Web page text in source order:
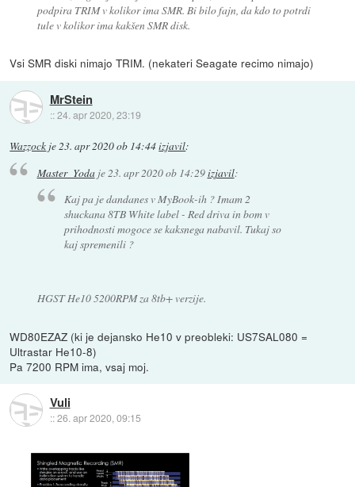
podpira TRIM v kolikor ima SMR. Bi bilo fajn, da kdo to potrdi
tule v kolikor ima kakšen SMR disk.
Vsi SMR diski nimajo TRIM. (nekateri Seagate recimo nimajo)
MrStein
::24. apr 2020, 23:19
Wazzock je23. apr 2020 ob 14:44izjavil:
Master_Yodaje23. apr 2020 ob 14:29izjavil:
Kaj pa je dandanes v MyBook-ih ? Imam 2
shuckana 8TB White label - Red driva in bom v
prihodnosti mogoce se kaksnega nabavil. Tukaj so
kaj spremenili ?
HGST He10 5200RPM za 8tb+ verzije.
WD80EZAZ (ki je dejansko He10 v preobleki: US7SAL080 =
Ultrastar He10-8)
Pa 7200 RPM ima, vsaj moj.
Vuli
::26. apr 2020, 09:15